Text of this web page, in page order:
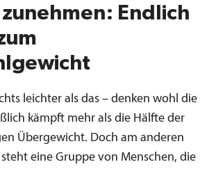
Endlich
leichter als das – denken wohl die
kämpft mehr als die Hälfte der
Übergewicht. Doch am anderen
steht eine Gruppe von Menschen, die